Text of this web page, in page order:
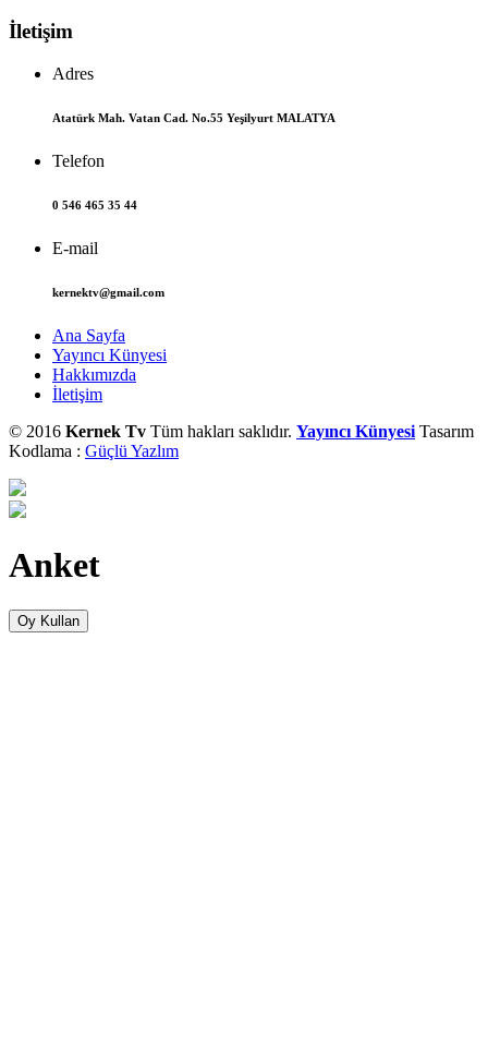
İletişim
Adres
Atatürk Mah. Vatan Cad. No.55 Yeşilyurt MALATYA
Telefon
0 546 465 35 44
E-mail
kernektv@gmail.com
Ana Sayfa
Yayıncı Künyesi
Hakkımızda
İletişim
© 2016 Kernek Tv Tüm hakları saklıdır. Yayıncı Künyesi Tasarım
Kodlama : Güçlü Yazlım
Anket